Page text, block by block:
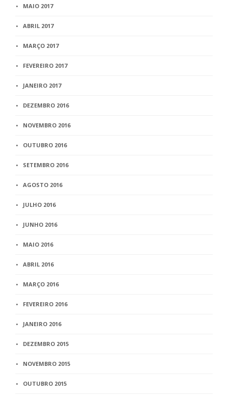
MAIO 2017
ABRIL 2017
MARÇO 2017
FEVEREIRO 2017
JANEIRO 2017
DEZEMBRO 2016
NOVEMBRO 2016
OUTUBRO 2016
SETEMBRO 2016
AGOSTO 2016
JULHO 2016
JUNHO 2016
MAIO 2016
ABRIL 2016
MARÇO 2016
FEVEREIRO 2016
JANEIRO 2016
DEZEMBRO 2015
NOVEMBRO 2015
OUTUBRO 2015